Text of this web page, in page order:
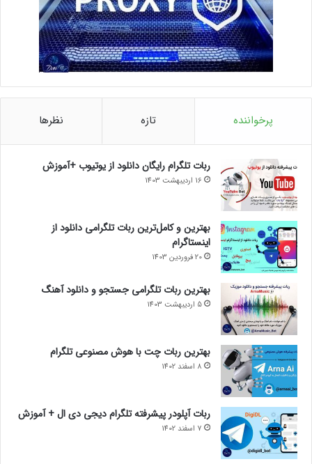
پرخواننده تازه نظرها
ربات تلگرام رایگان دانلود از یوتیوب +آموزش
16 اردیبهشت 1403
بهترین و کامل‌ترین ربات تلگرامی دانلود از
اینستاگرام
20 فروردین 1403
بهترین ربات تلگرامی جستجو و دانلود آهنگ
5 اردیبهشت 1403
بهترین ربات چت با هوش مصنوعی تلگرام
8 اسفند 1402
ربات آپلودر پیشرفته تلگرام دیجی دی ال + آموزش
7 اسفند 1402